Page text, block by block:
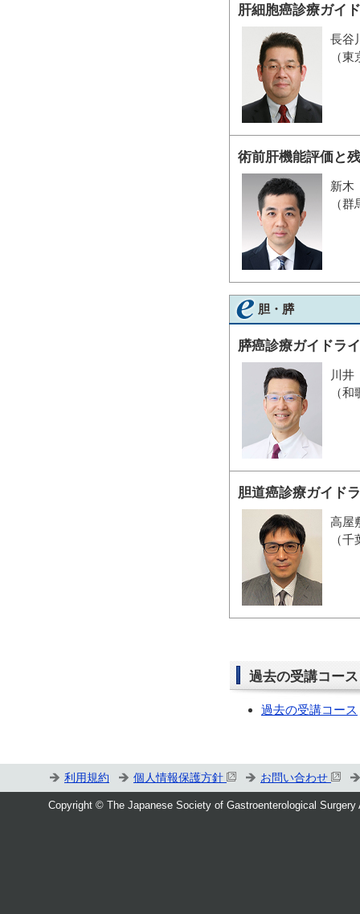
肝細胞癌診療ガイ
長
（
術前肝機能評価と
新
（
胆・膵
膵癌診療ガイドラ
川
（
胆道癌診療ガイド
高
（
過去の受講コース
過去の受講コース
利用規約 個人情報保護方針 お問い合わせ
Copyright © The Japanese Society of Gastroenterological Surgery